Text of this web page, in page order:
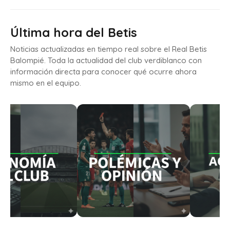
Última hora del Betis
Noticias actualizadas en tiempo real sobre el Real Betis
Balompié. Toda la actualidad del club verdiblanco con
información directa para conocer qué ocurre ahora
mismo en el equipo.